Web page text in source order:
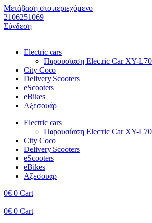
Μετάβαση στο περιεχόμενο
2106251069​
Σύνδεση
Electric cars
Παρουσίαση Electric Car XY-L70
City Coco
Delivery Scooters
eScooters
eBikes
Αξεσουάρ
Electric cars
Παρουσίαση Electric Car XY-L70
City Coco
Delivery Scooters
eScooters
eBikes
Αξεσουάρ
0€ 0 Cart
0€ 0 Cart